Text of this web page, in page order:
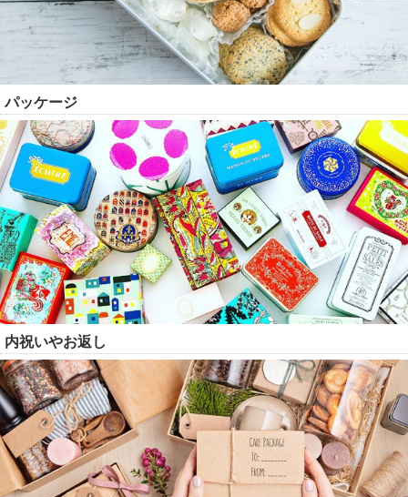
パッケージ
内祝いやお返し